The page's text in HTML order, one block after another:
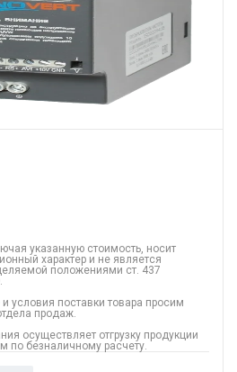
указанную стоимость, носит
характер и не является
положениями ст. 437
условия поставки товара просим
продаж.
осуществляет отгрузку продукции
по безналичному расчету.